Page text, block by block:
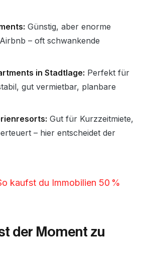
Günstig, aber enorme
– oft schwankende
in Stadtlage: Perfekt für
gut vermietbar, planbare
Gut für Kurzzeitmiete,
– hier entscheidet der
kaufst du Immobilien 50 %
der Moment zu